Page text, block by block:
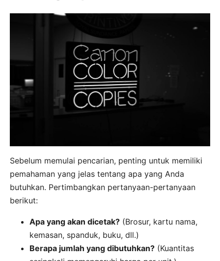
Sebelum memulai pencarian, penting untuk memiliki
pemahaman yang jelas tentang apa yang Anda
butuhkan. Pertimbangkan pertanyaan-pertanyaan
berikut:
Apa yang akan dicetak? (Brosur, kartu nama,
kemasan, spanduk, buku, dll.)
Berapa jumlah yang dibutuhkan? (Kuantitas